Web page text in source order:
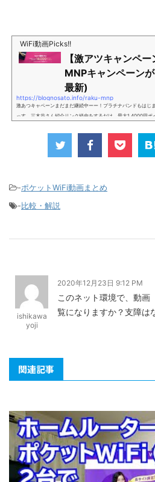
WiFi動画Picks!!
【激アツキャンペ
MNPキャンペーン
最新)
https://blognosato.info/raku-mnp
激あつキャペーンまだまだ継続中ーー！プラチナバンドもはじ
っす。三木谷さん紹介リンク経由をするだけ。最大1,4000円
け」とも思えるポイントばら撒きキャンペーンを発動してきま
別招待ページから楽天モバイ...
-ポケットWiFi動画まとめ
-比較・解説
ishikawa
yoji
2020年12月23日 9:12 PM
このネット環境で、動画
覧になりますか？支障は
関連記事